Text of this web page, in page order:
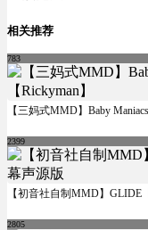
相关推荐
783
【三妈式MMD】Baby
2399
【初音社自制MMD】GLIDE
2805